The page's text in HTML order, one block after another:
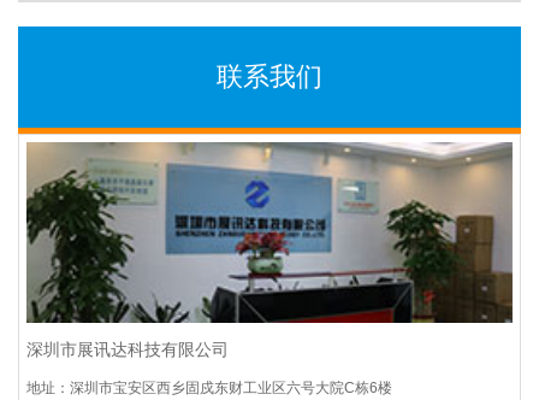
联系我们
深圳市展讯达科技有限公司
地址：深圳市宝安区西乡固戍东财工业区六号大院C栋6楼